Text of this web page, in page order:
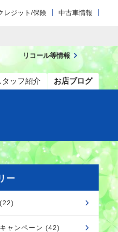
レジット/保険 中古車情報
タッフ紹介 お店ブログ
リコール等情報
ー
ャンペーン (42)